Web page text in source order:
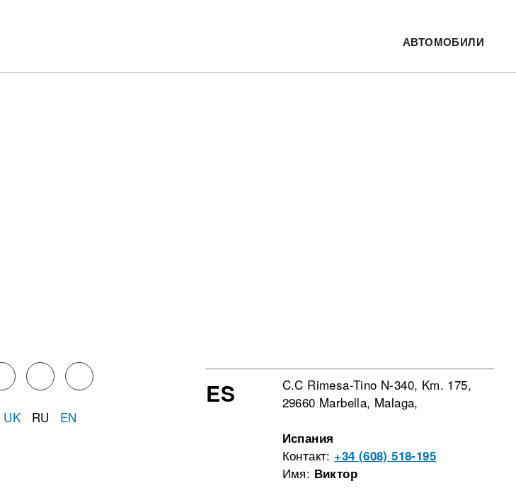
АВТОМОБИЛИ
UK RU EN
ES
C.C Rimesa-Tino N-340, Km. 175,
29660 Marbella, Malaga,
Испания
Контакт: +34 (608) 518-195
Имя: Виктор